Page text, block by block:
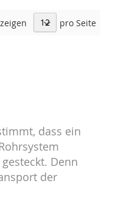
pro Seite
dass ein
Denn
der